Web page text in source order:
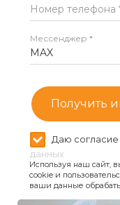
Номер телефона
Мессенджер *
MAX
Получить
Даю
данных
Используя наш сайт,
cookie и
ваши данные